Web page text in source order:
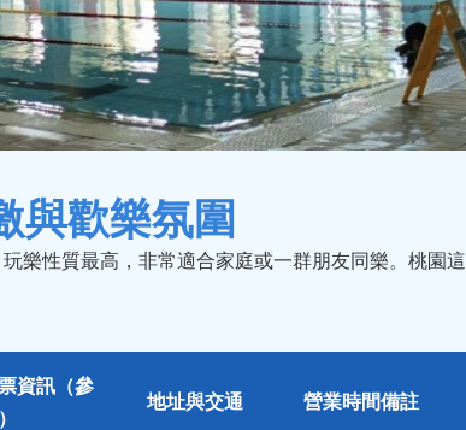
與歡樂氛圍
樂性質最高，非常適合家庭或一群朋友同樂。桃園這
資訊（參
地址與交通 營業時間備註